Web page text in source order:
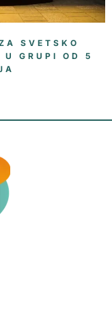
SVETSKO
GRUPI OD 5